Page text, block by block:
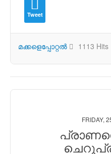
Tweet
മക്കളെപ്പോറ്റല്‍ 1113 Hits
FRIDAY,